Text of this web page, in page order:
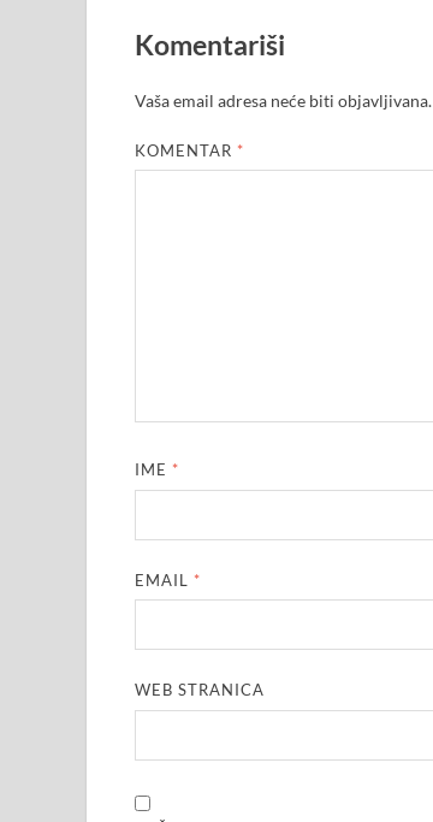
Komentariši
Vaša email adresa neće biti objavljivana.
KOMENTAR *
IME *
EMAIL *
WEB STRANICA